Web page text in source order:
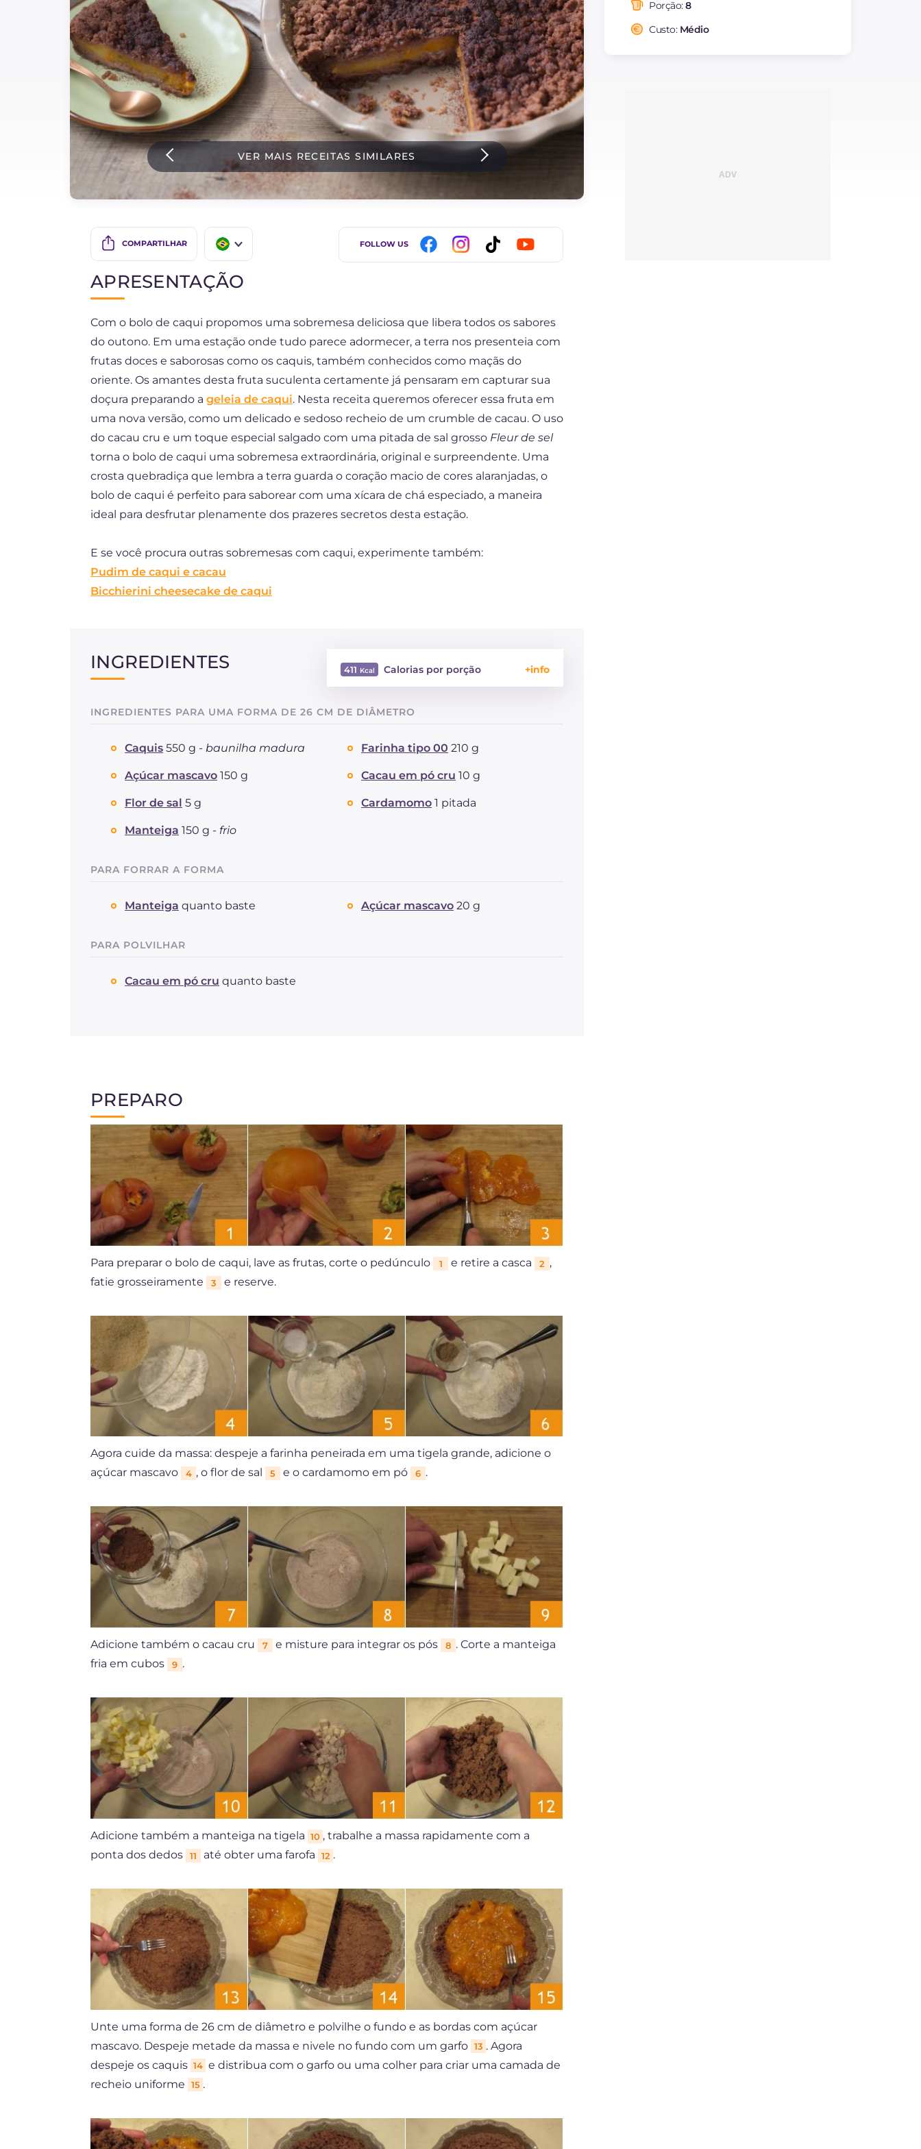
Bolos e panificacao
Ultimas receitas
Instagram
VER MAIS RECEITAS SIMILARES
COMPARTILHAR
DE
ES
NL
FOLLOW US
saturadas
Fibra
Colesterol
Porção:8
Custo: Médio
APRESENTAÇÃO
Com o bolo de caqui propomos uma sobremesa deliciosa que libera todos os sabores
do outono. Em uma estação onde tudo parece adormecer, a terra nos presenteia com
frutas doces e saborosas como os caquis, também conhecidos como maçãs do
oriente. Os amantes desta fruta suculenta certamente já pensaram em capturar sua
doçura preparando a geleia de caqui. Nesta receita queremos oferecer essa fruta em
uma nova versão, como um delicado e sedoso recheio de um crumble de cacau. O uso
do cacau cru e um toque especial salgado com uma pitada de sal grosso Fleur de sel
torna o bolo de caqui uma sobremesa extraordinária, original e surpreendente. Uma
crosta quebradiça que lembra a terra guarda o coração macio de cores alaranjadas, o
bolo de caqui é perfeito para saborear com uma xícara de chá especiado, a maneira
ideal para desfrutar plenamente dos prazeres secretos desta estação.
E se você procura outras sobremesas com caqui, experimente também:
Pudim de caqui e cacau
Bicchierini cheesecake de caqui
INGREDIENTES 411 Calorias por porção
Carboidratos
Proteína
Gorduras
das quais gorduras
saturadas
INGREDIENTES PARA UMA FORMA DE 26 CM DE DIÂMETRO
Caquis 550 g - baunilha madura Farinha tipo 00 210 g
Açúcar mascavo 150 g Cacau em pó cru 10 g
Flor de sal 5 g Cardamomo 1 pitada
Manteiga 150 g - frio
PARA FORRAR A FORMA
Manteiga quanto baste Açúcar mascavo 20 g
PARA POLVILHAR
Cacau em pó cru quanto baste
PREPARO
Para preparar o bolo de caqui, lave as frutas, corte o pedúnculo 1 e retire a casca 2 ,
fatie grosseiramente
3 e reserve.
Agora cuide da massa: despeje a farinha peneirada em uma tigela grande, adicione o
açúcar mascavo
4 , o flor de sal 5 e o cardamomo em pó 6 .
Adicione também o cacau cru 7 e misture para integrar os pós 8 . Corte a manteiga
fria em cubos
9 .
Adicione também a manteiga na tigela 10 , trabalhe a massa rapidamente com a
ponta dos dedos
11 até obter uma farofa 12 .
Unte uma forma de 26 cm de diâmetro e polvilhe o fundo e as bordas com açúcar
mascavo. Despeje metade da massa e nivele no fundo com um garfo 13 . Agora
despeje os caquis 14 e distribua com o garfo ou uma colher para criar uma camada de
recheio uniforme
15 .